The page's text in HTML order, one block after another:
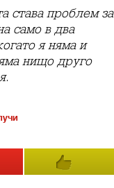
става проблем за
само в два
я няма и
нищо друго